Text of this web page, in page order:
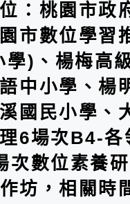
：桃園市政
市數位學習
學)、楊梅高
中小學、楊
國民小學、
6場次B4-
次數位素養
坊，相關時